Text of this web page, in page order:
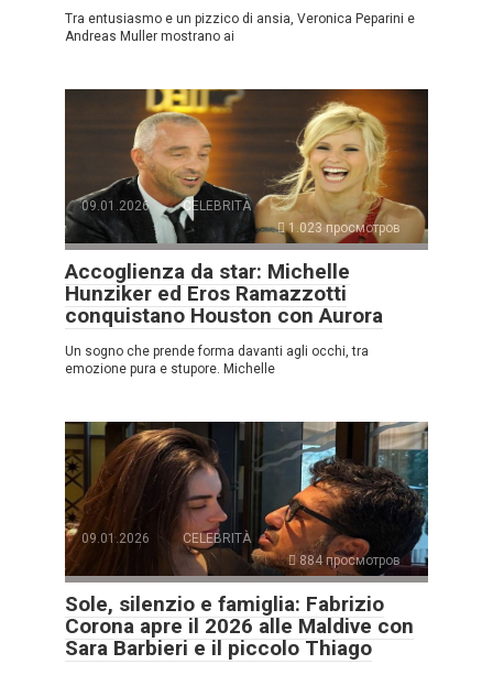
Tra entusiasmo e un pizzico di ansia, Veronica Peparini e
Andreas Muller mostrano ai
09.01.2026
CELEBRITÀ
1.023 просмотров
Accoglienza da star: Michelle
Hunziker ed Eros Ramazzotti
conquistano Houston con Aurora
Un sogno che prende forma davanti agli occhi, tra
emozione pura e stupore. Michelle
09.01.2026
CELEBRITÀ
884 просмотров
Sole, silenzio e famiglia: Fabrizio
Corona apre il 2026 alle Maldive con
Sara Barbieri e il piccolo Thiago